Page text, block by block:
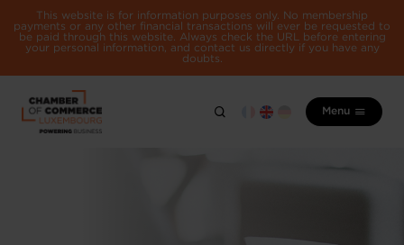
This website is for information purposes only. No membership
payments or any other financial transactions will ever be requested to
be paid through this website. Always check the URL before entering
your personal information, and contact us directly if you have any
doubts.
Menu